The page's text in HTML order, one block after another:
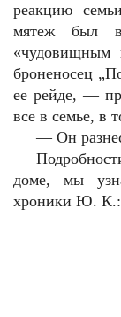
реакцию
мятеж был
«чудовищным
броненосец
ее рейде, —
все в семье, в
—Он
доме, мы
хроники Ю. К.: